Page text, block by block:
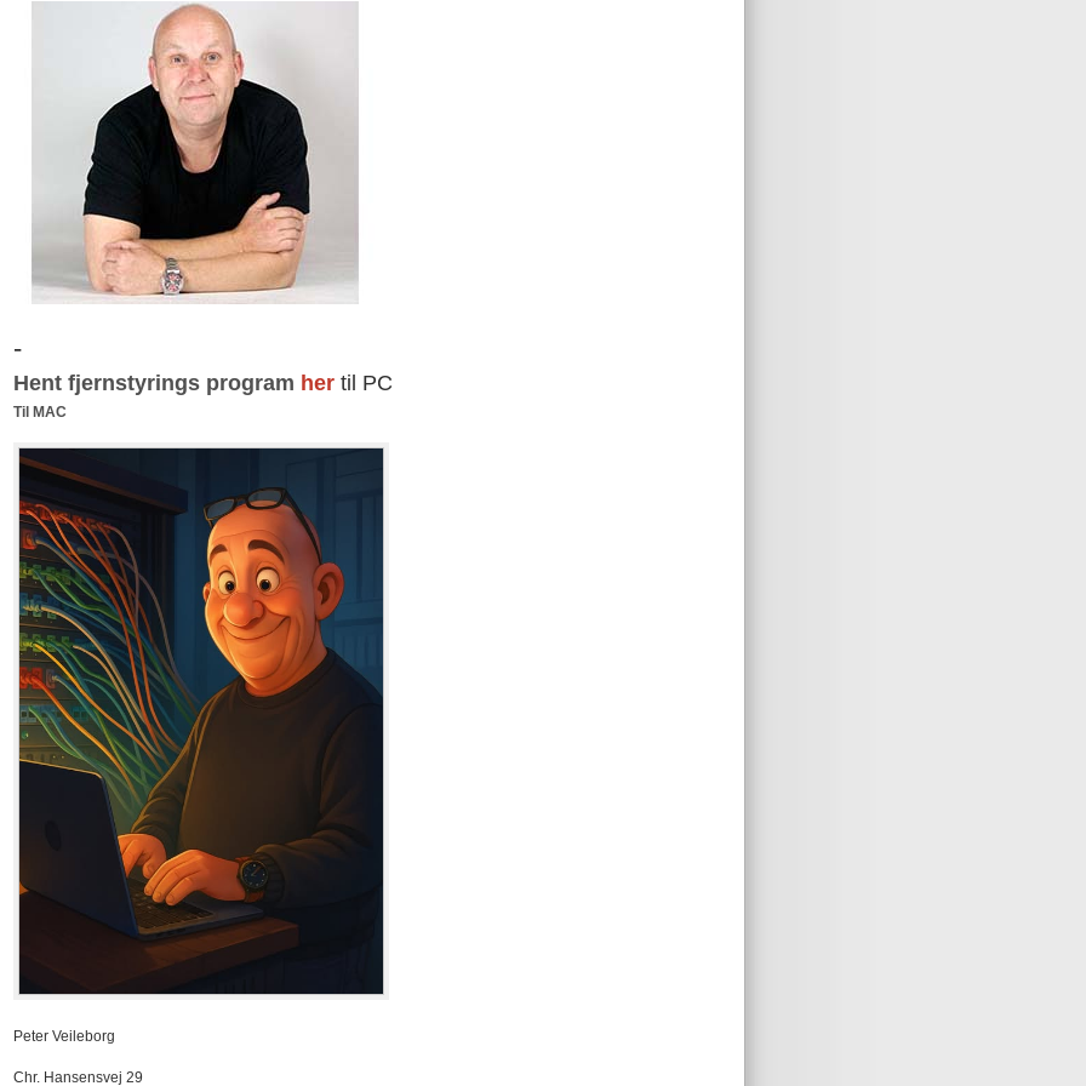
-
Hent fjernstyrings program her til PC
Til MAC
Peter Veileborg
Chr. Hansensvej 29